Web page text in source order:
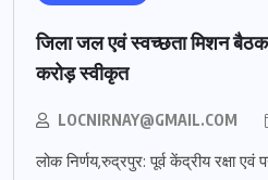
जिला जल एवं स्वच्छता मिशन
करोड़ स्वीकृत
LOCNIRNAY@GMAIL.COM
लोक निर्णय,रुद्रपुर: पूर्व केंद्रीय रक्षा